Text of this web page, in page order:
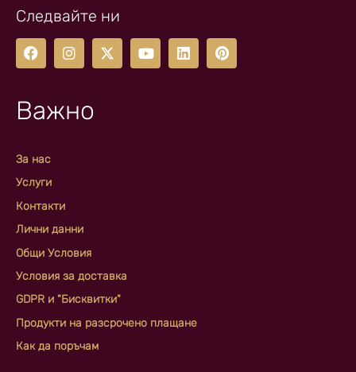
Следвайте ни
Важно
За нас
Услуги
Контакти
Лични данни
Общи Условия
Условия за доставка
GDPR и "Бисквитки"
Продукти на разсрочено плащане
Как да поръчам